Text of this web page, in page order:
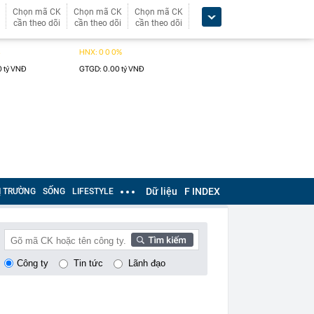
Chọn mã CK
cần theo dõi
Chọn mã CK
cần theo dõi
Chọn mã CK
cần theo dõi
TRƯỜNG SỐNG LIFESTYLE Dữ liệu F INDEX
Công ty Tin tức Lãnh đạo